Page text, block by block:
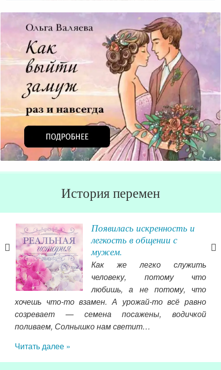
История перемен
Я
Появилась искренность и
легкость в общении с
мужем.
Как же легко служить
человеку, потому что
любишь, а не потому, что
хочешь что-то взамен. А урожай-то всё равно
созревает — семена посажены, водичкой
поливаем, Солнышко нам светит…
Читать далее »